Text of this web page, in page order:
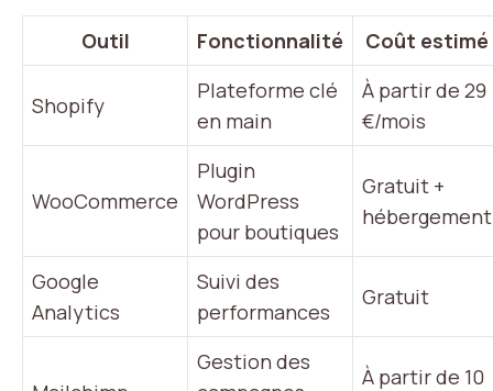
Outil Fonctionnalité Coût estimé
Shopify
Plateforme clé
en main
À partir de 29
€/mois
WooCommerce
Plugin
WordPress
pour boutiques
Gratuit +
hébergement
Google
Analytics
Suivi des
performances
Gratuit
Gestion des
À partir de 10